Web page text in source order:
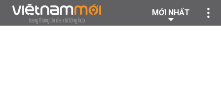
MỚI NHẤT